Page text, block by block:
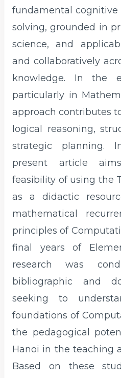
fundamental
solving, grounded in
science, and
and collaboratively
knowledge. In the
particularly in
approach contributes
logical reasoning,
strategic planning.
present article
feasibility of using the
as a didactic
mathematical
principles of
final years of
research was
bibliographic and
seeking to
foundations of
the pedagogical
Hanoi in the teaching
Based on these